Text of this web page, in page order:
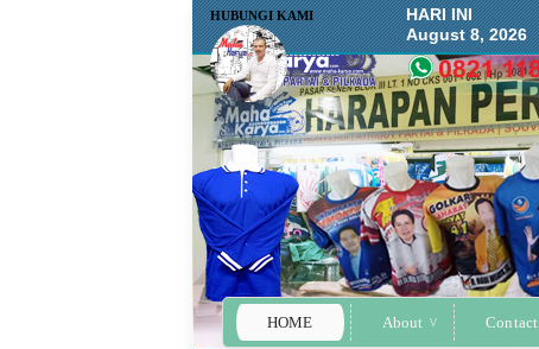
HOME About Contact
HUBUNGI KAMI
HARI INI
August 8, 2026